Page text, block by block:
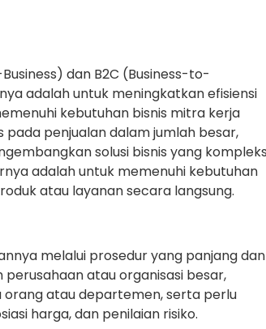
dan B2C (Business-to-
adalah untuk meningkatkan efisiensi
kebutuhan bisnis mitra kerja
pada penjualan dalam jumlah besar,
solusi bisnis yang kompleks
adalah untuk memenuhi kebutuhan
atau layanan secara langsung.
melalui prosedur yang panjang dan
atau organisasi besar,
atau departemen, serta perlu
harga, dan penilaian risiko.